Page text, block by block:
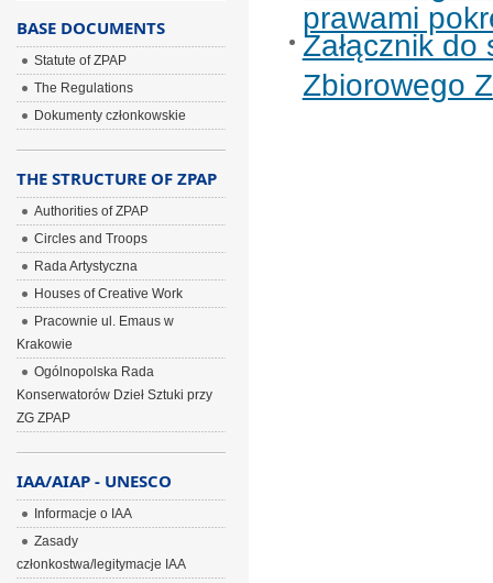
prawami
Załącznik do
Zbiorowego
BASE DOCUMENTS
Statute of ZPAP
The Regulations
Dokumenty członkowskie
THE STRUCTURE OF ZPAP
Authorities of ZPAP
Circles and Troops
Rada Artystyczna
Houses of Creative Work
Pracownie ul. Emaus w
Krakowie
Ogólnopolska Rada
Konserwatorów Dzieł Sztuki przy
ZG ZPAP
IAA/AIAP - UNESCO
Informacje o IAA
Zasady
członkostwa/legitymacje IAA